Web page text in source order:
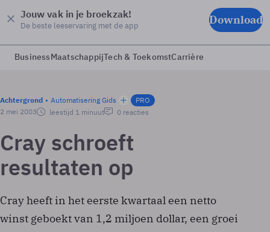
Jouw vak in je broekzak!
De beste leeservaring met de app Download
BusinessMaatschappijTech & ToekomstCarrière
Achtergrond Automatisering Gids
PRO
2 mei 2003
leestijd 1 minuut 0 reacties
Cray schroeft
resultaten op
Cray heeft in het eerste kwartaal een netto
winst geboekt van 1,2 miljoen dollar, een groei